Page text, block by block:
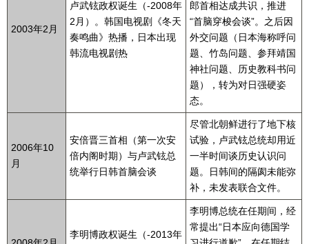
2003年2月
卢武铉政权诞生（-2008年
2月）。韩国电视剧《冬天
奏鸣曲》热播，日本出现
韩流电视剧热
郎首相达成共识，推进
“首脑穿梭会谈”。之后因
外交问题（日本海称呼问
题、竹岛问题、参拜靖国
神社问题、历史教科书问
题），转为对日强硬姿
态。
2006年10
月
安倍晋三首相（第一次安
倍内阁时期）与卢武铉总
统举行日韩首脑会谈
尽管北朝鲜进行了地下核
试验，卢武铉总统却用近
一半时间谈历史认识问
题。日韩间的隔阂未能弥
补，未发表联合文件。
李明博政权诞生（-2013年
李明博总统在任期间，经
常提出“日本应向德国学